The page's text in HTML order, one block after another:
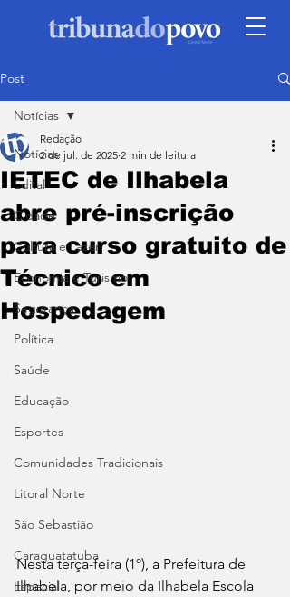
Post
Notícias
Edital
Cidade
Cultura e Lazer
Economia e Turismo
Segurança
Política
Saúde
Educação
Esportes
Comunidades Tradicionais
Litoral Norte
São Sebastião
Caraguatatuba
Especial
Notícias
IETEC de Ilhabela
abre pré-inscrição
para curso gratuito de
Técnico em
Hospedagem
Redação
2 de jul. de 2025 2 min de leitura
Nesta terça-feira (1º), a Prefeitura de
Ilhabela, por meio da Ilhabela Escola